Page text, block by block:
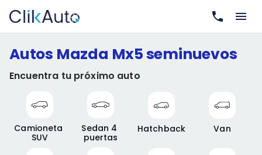
Autos Mazda Mx5 seminuevos
Encuentra tu próximo auto
Camioneta
SUV
Sedan 4
puertas
Hatchback Van